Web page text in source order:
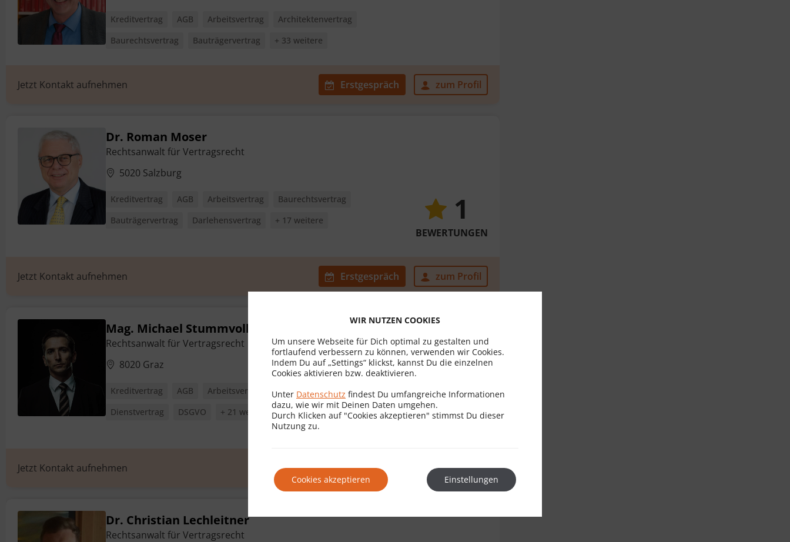
Kreditvertrag AGB Arbeitsvertrag
Architektenvertrag
Baurechtsvertrag
Bauträgervertrag + 33 weitere
Jetzt Kontakt aufnehmen Erstgespräch zum Profil
Dr. Roman Moser
Rechtsanwalt für Vertragsrecht
5020 Salzburg
Kreditvertrag AGB Arbeitsvertrag
Baurechtsvertrag
Bauträgervertrag
Darlehensvertrag + 17 weitere 1
BEWERTUNGEN
Jetzt Kontakt aufnehmen Erstgespräch zum Profil
Mag. Michael Stummvoll
Rechtsanwalt für Vertragsrecht
8020 Graz
Kreditvertrag AGB Arbeitsvertrag
Dienstbarkeitsvertrag
Dienstvertrag
DSGVO + 21 weitere 15
Jetzt Kontakt aufnehmen Erstgespräch zum Profil
Dr. Christian Lechleitner
Rechtsanwalt für Vertragsrecht
WIR NUTZEN COOKIES
Um unsere Webseite für Dich optimal zu gestalten und
fortlaufend verbessern zu können, verwenden wir Cookies.
Indem Du auf „Settings“ klickst, kannst Du die einzelnen
Cookies aktivieren bzw. deaktivieren.
Unter Datenschutz findest Du umfangreiche Informationen
dazu, wie wir mit Deinen Daten umgehen.
Durch Klicken auf "Cookies akzeptieren" stimmst Du dieser
Nutzung zu.
Cookies akzeptieren Einstellungen